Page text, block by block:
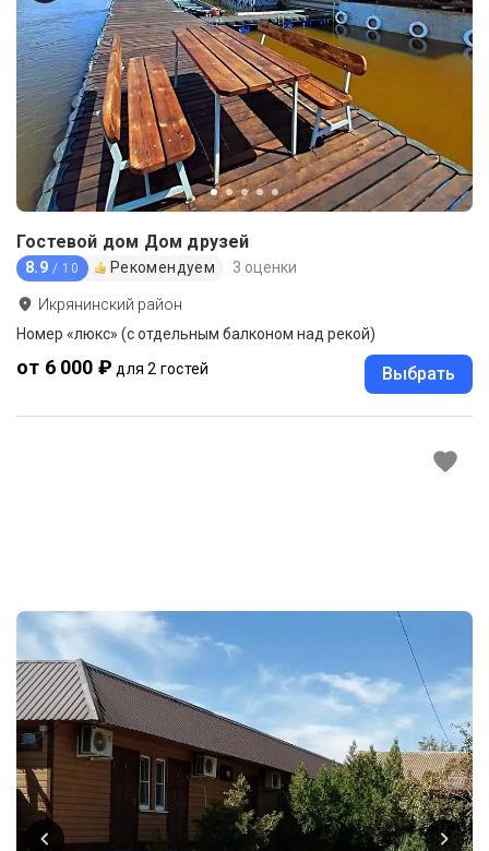
Гостевой дом Дом друзей
8.9 / 10 Рекомендуем 3 оценки
Икрянинский район
Номер «люкс» (с отдельным балконом над рекой)
от 6 000 ₽ для 2 гостей Выбрать